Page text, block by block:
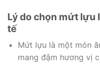
Lý do chọn mứt lựu
tế
Mứt lựu là một món
mang đậm hương vị